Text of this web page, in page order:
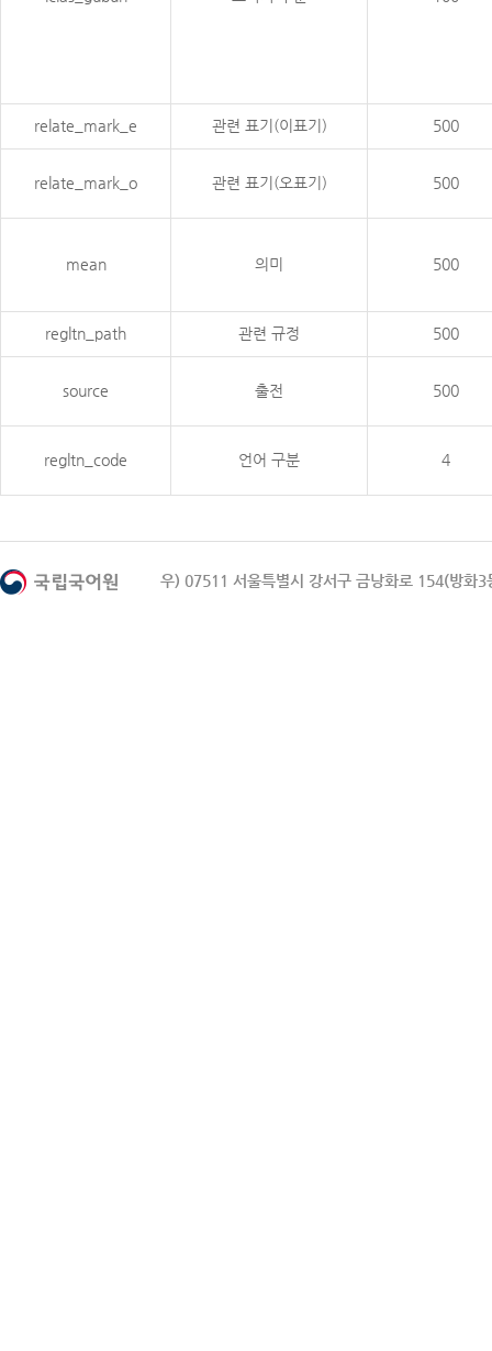
relate_mark_e 관련 표기(이표기) 500
relate_mark_o 관련 표기(오표기) 500
mean 의미 500
regltn_path 관련 규정 500
source 출전 500
regltn_code 언어 구분 4
우) 07511 서울특별시 강서구 금낭화로 154(방화3